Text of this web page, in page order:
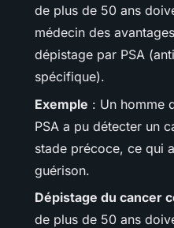
de plus de 50 ans
médecin des
dépistage par PSA
spécifique).
Exemple : Un homme
PSA a pu détecter un
stade précoce, ce qui
guérison.
Dépistage du cancer
de plus de 50 ans